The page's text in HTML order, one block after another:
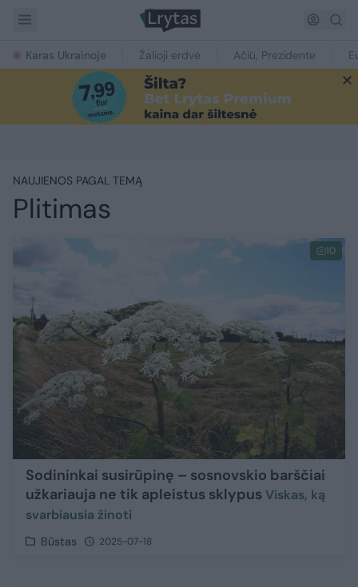
Karas Ukrainoje Žalioji erdvė Ačiū, Prezidente
NAUJIENOS PAGAL TEMĄ
Plitimas
10
Sodininkai susirūpinę – sosnovskio barščiai
užkariauja ne tik apleistus sklypusViskas, ką
svarbiausia žinoti
Būstas 2025-07-18